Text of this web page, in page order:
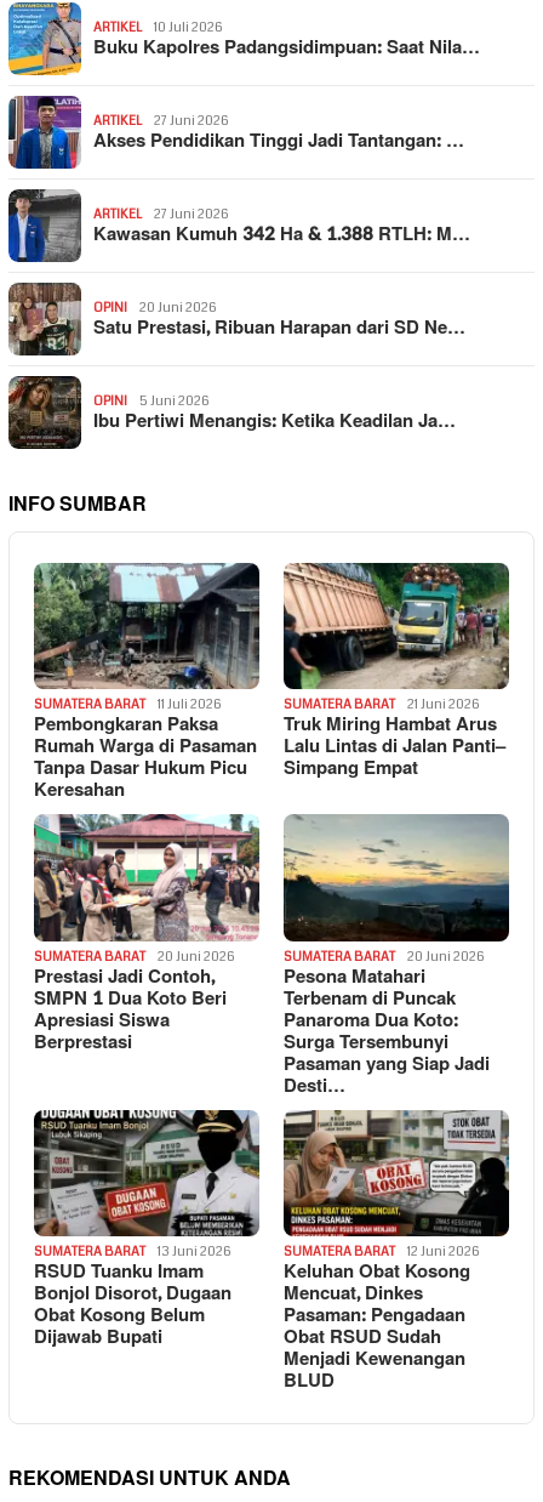
ARTIKEL 10 Juli 2026
Buku Kapolres Padangsidimpuan: Saat Nila…
ARTIKEL 27 Juni 2026
Akses Pendidikan Tinggi Jadi Tantangan: …
ARTIKEL 27 Juni 2026
Kawasan Kumuh 342 Ha & 1.388 RTLH: M…
OPINI 20 Juni 2026
Satu Prestasi, Ribuan Harapan dari SD Ne…
OPINI 5 Juni 2026
Ibu Pertiwi Menangis: Ketika Keadilan Ja…
INFO SUMBAR
SUMATERA BARAT 11 Juli 2026
Pembongkaran Paksa
Rumah Warga di Pasaman
Tanpa Dasar Hukum Picu
Keresahan
SUMATERA BARAT 21 Juni 2026
Truk Miring Hambat Arus
Lalu Lintas di Jalan Panti–
Simpang Empat
SUMATERA BARAT 20 Juni 2026
Prestasi Jadi Contoh,
SMPN 1 Dua Koto Beri
Apresiasi Siswa
Berprestasi
SUMATERA BARAT 20 Juni 2026
Pesona Matahari
Terbenam di Puncak
Panaroma Dua Koto:
Surga Tersembunyi
Pasaman yang Siap Jadi
Desti…
SUMATERA BARAT 13 Juni 2026
RSUD Tuanku Imam
Bonjol Disorot, Dugaan
Obat Kosong Belum
Dijawab Bupati
SUMATERA BARAT 12 Juni 2026
Keluhan Obat Kosong
Mencuat, Dinkes
Pasaman: Pengadaan
Obat RSUD Sudah
Menjadi Kewenangan
BLUD
REKOMENDASI UNTUK ANDA